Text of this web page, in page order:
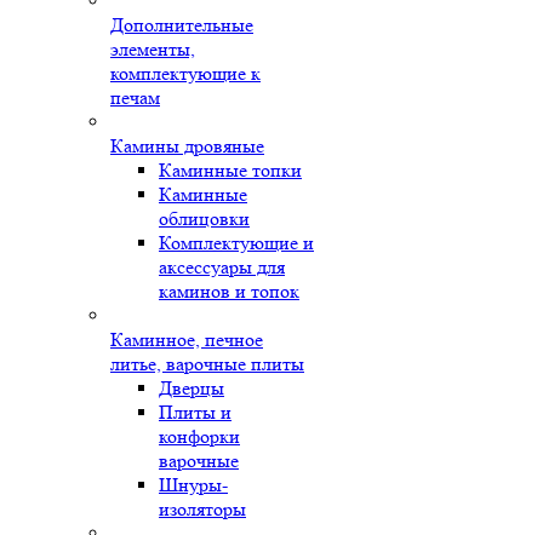
Дополнительные
элементы,
комплектующие к
печам
Камины дровяные
Каминные топки
Каминные
облицовки
Комплектующие и
аксессуары для
каминов и топок
Каминное, печное
литье, варочные плиты
Дверцы
Плиты и
конфорки
варочные
Шнуры-
изоляторы